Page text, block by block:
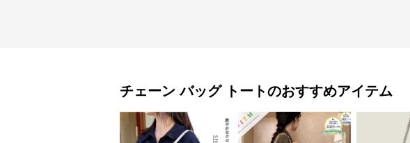
チェーン バッグ トートのおすすめアイテム